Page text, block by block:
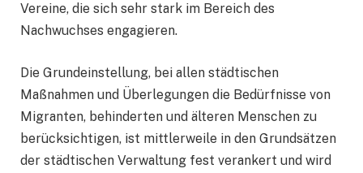
Vereine, die sich sehr stark im Bereich des
Nachwuchses engagieren.
Die Grundeinstellung, bei allen städtischen
Maßnahmen und Überlegungen die Bedürfnisse von
Migranten, behinderten und älteren Menschen zu
berücksichtigen, ist mittlerweile in den Grundsätzen
der städtischen Verwaltung fest verankert und wird